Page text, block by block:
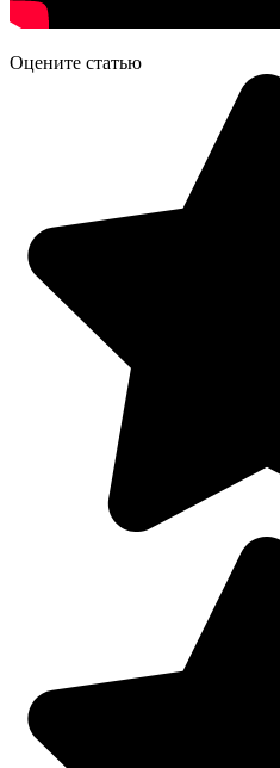
Оцените статью